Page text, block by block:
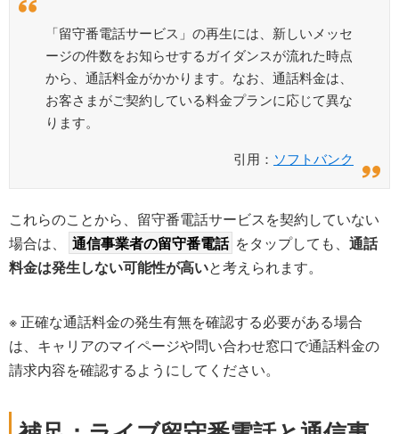
「留守番電話サービス」の再生には、新しいメッセ
ージの件数をお知らせするガイダンスが流れた時点
から、通話料金がかかります。なお、通話料金は、
お客さまがご契約している料金プランに応じて異な
ります。
引用： ソフトバンク
これらのことから、留守番電話サービスを契約していない
場合は、
通信事業者の留守番電話 をタップしても、 通話
料金は発生しない可能性が高いと考えられます。
※ 正確な通話料金の発生有無を確認する必要がある場合
は、キャリアのマイページや問い合わせ窓口で通話料金の
請求内容を確認するようにしてください。